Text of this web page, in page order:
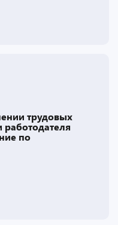
трудовых
по